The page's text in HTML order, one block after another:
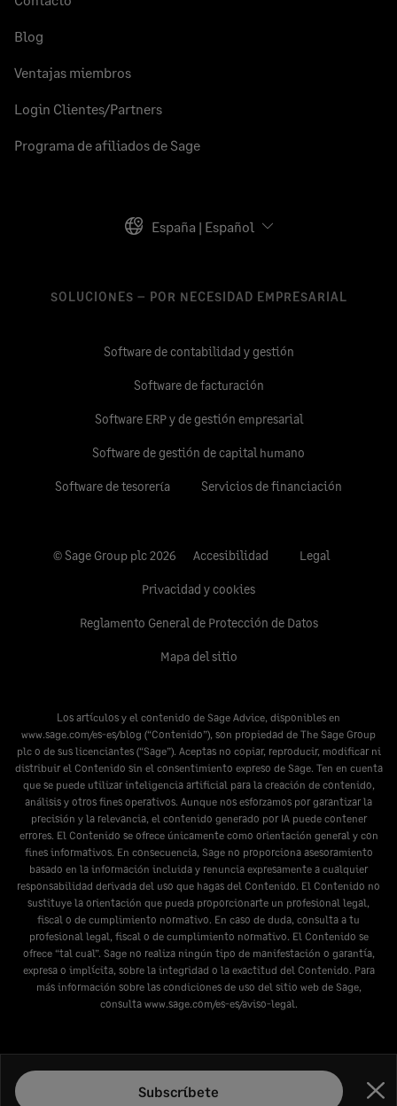
Blog
Ventajas miembros
Login Clientes/Partners
Programa de afiliados de Sage
España | Español
SOLUCIONES – POR NECESIDAD EMPRESARIAL
Software de contabilidad y gestión
Software de facturación
Software ERP y de gestión empresarial
Software de gestión de capital humano
Software de tesorería Servicios de financiación
© Sage Group plc 2026 Accesibilidad Legal
Privacidad y cookies
Reglamento General de Protección de Datos
Mapa del sitio
Los artículos y el contenido de Sage Advice, disponibles en
www.sage.com/es-es/blog (“Contenido”), son propiedad de The Sage Group
plc o de sus licenciantes (“Sage”). Aceptas no copiar, reproducir, modificar ni
distribuir el Contenido sin el consentimiento expreso de Sage. Ten en cuenta
que se puede utilizar inteligencia artificial para la creación de contenido,
análisis y otros fines operativos. Aunque nos esforzamos por garantizar la
precisión y la relevancia, el contenido generado por IA puede contener
errores. El Contenido se ofrece únicamente como orientación general y con
fines informativos. En consecuencia, Sage no proporciona asesoramiento
basado en la información incluida y renuncia expresamente a cualquier
responsabilidad derivada del uso que hagas del Contenido. El Contenido no
sustituye la orientación que pueda proporcionarte un profesional legal,
fiscal o de cumplimiento normativo. En caso de duda, consulta a tu
profesional legal, fiscal o de cumplimiento normativo. El Contenido se
ofrece “tal cual”. Sage no realiza ningún tipo de manifestación o garantía,
expresa o implícita, sobre la integridad o la exactitud del Contenido. Para
más información sobre las condiciones de uso del sitio web de Sage,
consulta www.sage.com/es-es/aviso-legal.
Subscríbete